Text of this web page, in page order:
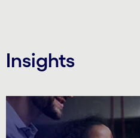
Insights
Carousel starts